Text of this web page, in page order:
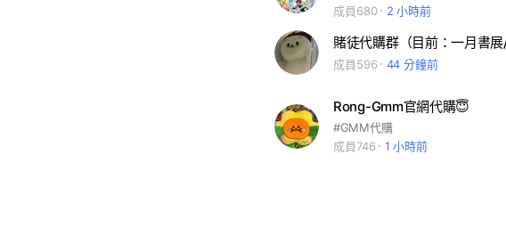
成員680
2 小時前
成員596 44 分鐘前
Rong-Gmm官網代購😇
#GMM代購
成員746
1 小時前